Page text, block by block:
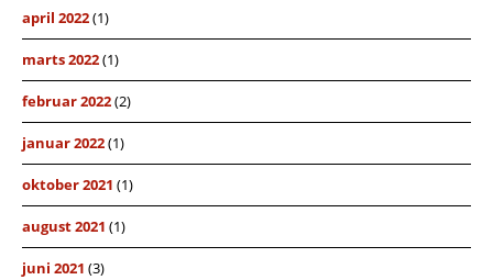
april 2022(1)
marts 2022(1)
februar 2022(2)
januar 2022(1)
oktober 2021 (1)
august 2021 (1)
juni 2021 (3)